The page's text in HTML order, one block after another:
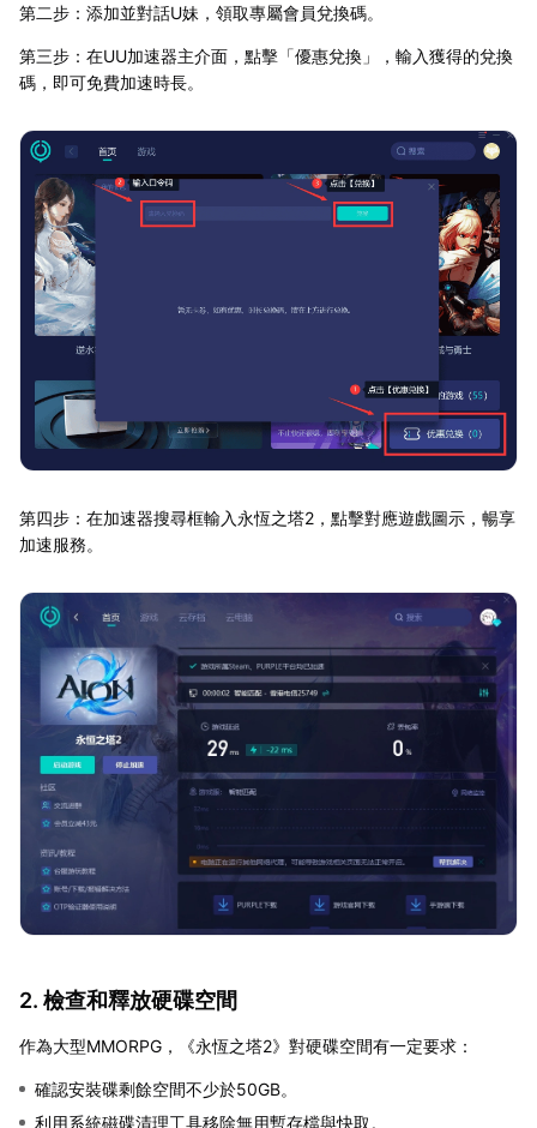
第二步：添加並對話U妹，領取專屬會員兌換碼。
第三步：在UU加速器主介面，點擊「優惠兌換」，輸入獲得的兌換
碼，即可免費加速時長。
第四步：在加速器搜尋框輸入永恆之塔2，點擊對應遊戲圖示，暢享
加速服務。
2. 檢查和釋放硬碟空間
作為大型MMORPG，《永恆之塔2》對硬碟空間有一定要求：
確認安裝碟剩餘空間不少於50GB。
利用系統磁碟清理工具移除無用暫存檔與快取。